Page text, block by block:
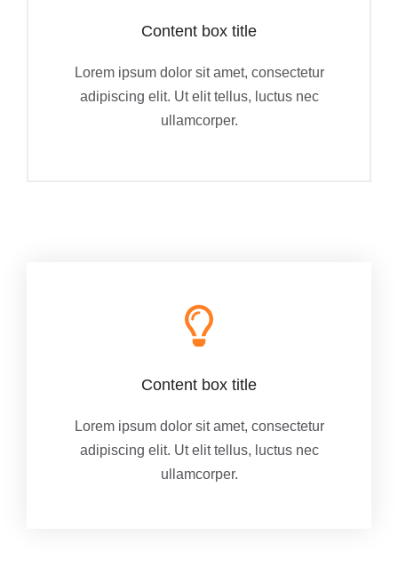
Content box title
Lorem ipsum dolor sit amet, consectetur
adipiscing elit. Ut elit tellus, luctus nec
ullamcorper.
Content box title
Lorem ipsum dolor sit amet, consectetur
adipiscing elit. Ut elit tellus, luctus nec
ullamcorper.